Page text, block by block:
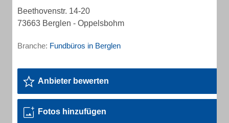
Beethovenstr. 14-20
73663 Berglen - Oppelsbohm
Branche: Fundbüros in Berglen
Anbieter bewerten
Fotos hinzufügen